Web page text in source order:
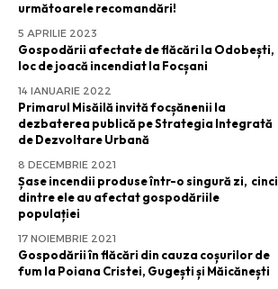
următoarele recomandări!
5 APRILIE 2023
Gospodării afectate de flăcări la Odobești,
loc de joacă incendiat la Focșani
14 IANUARIE 2022
Primarul Misăilă invită focșănenii la
dezbaterea publică pe Strategia Integrată
de Dezvoltare Urbană
8 DECEMBRIE 2021
Șase incendii produse într-o singură zi, cinci
dintre ele au afectat gospodăriile
populației
17 NOIEMBRIE 2021
Gospodării în flăcări din cauza coșurilor de
fum la Poiana Cristei, Gugești și Măicănești